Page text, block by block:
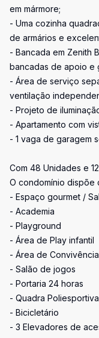
em mármore;
- Uma cozinha
de armários e
- Bancada em Zenith
bancadas de apoio e
- Área de serviço
ventilação
- Projeto de
- Apartamento com
- 1 vaga de garagem
Com 48 Unidades e
O condomínio dispõe
- Espaço gourmet /
- Academia
- Playground
- Área de Play infantil
- Área de Convivência
- Salão de jogos
- Portaria 24 horas
- Quadra Poliesportiva
- Bicicletário
- 3 Elevadores de